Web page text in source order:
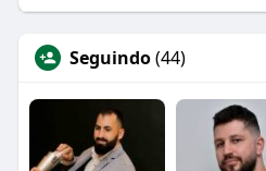
Seguindo(44)